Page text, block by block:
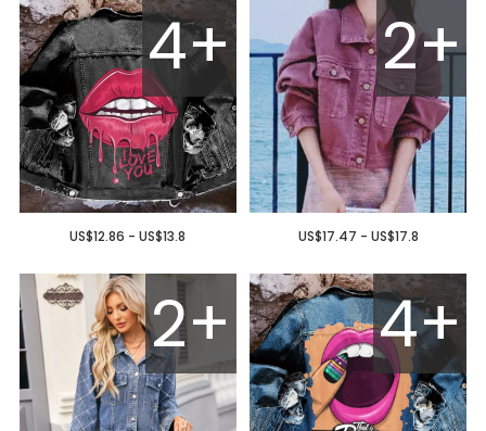
2+
US$17.47 - US$17.8
4+
US$12.86 - US$13.8
4+
2+